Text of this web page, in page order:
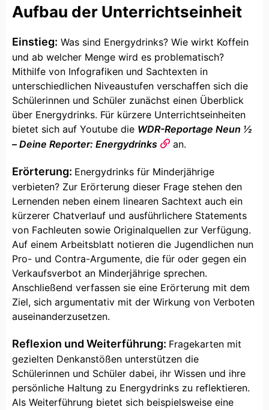
Aufbau der Unterrichtseinheit
Einstieg: Was sind Energydrinks? Wie wirkt Koffein
und ab welcher Menge wird es problematisch?
Mithilfe von Infografiken und Sachtexten in
unterschiedlichen Niveaustufen verschaffen sich die
Schülerinnen und Schüler zunächst einen Überblick
über Energydrinks. Für kürzere Unterrichtseinheiten
bietet sich auf Youtube die WDR-Reportage Neun ½
– Deine Reporter: Energydrinks
an.
Erörterung: Energydrinks für Minderjährige
verbieten? Zur Erörterung dieser Frage stehen den
Lernenden neben einem linearen Sachtext auch ein
kürzerer Chatverlauf und ausführlichere Statements
von Fachleuten sowie Originalquellen zur Verfügung.
Auf einem Arbeitsblatt notieren die Jugendlichen nun
Pro- und Contra-Argumente, die für oder gegen ein
Verkaufsverbot an Minderjährige sprechen.
Anschließend verfassen sie eine Erörterung mit dem
Ziel, sich argumentativ mit der Wirkung von Verboten
auseinanderzusetzen.
Reflexion und Weiterführung: Fragekarten mit
gezielten Denkanstößen unterstützen die
Schülerinnen und Schüler dabei, ihr Wissen und ihre
persönliche Haltung zu Energydrinks zu reflektieren.
Als Weiterführung bietet sich beispielsweise eine